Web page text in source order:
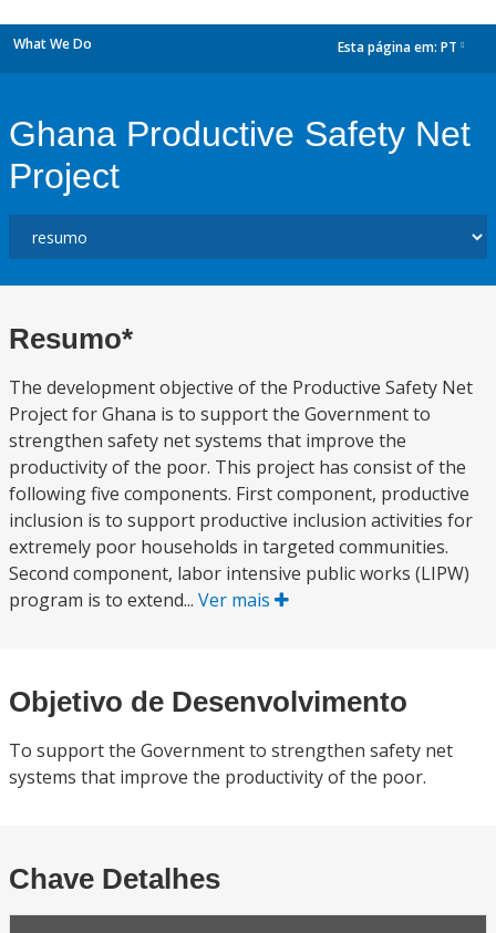
What We Do Esta página em: PT
Ghana Productive Safety Net
Project
Resumo*
The development objective of the Productive Safety Net
Project for Ghana is to support the Government to
strengthen safety net systems that improve the
productivity of the poor. This project has consist of the
following five components. First component, productive
inclusion is to support productive inclusion activities for
extremely poor households in targeted communities.
Second component, labor intensive public works (LIPW)
program is to extend... Ver mais
Objetivo de Desenvolvimento
To support the Government to strengthen safety net
systems that improve the productivity of the poor.
Chave Detalhes